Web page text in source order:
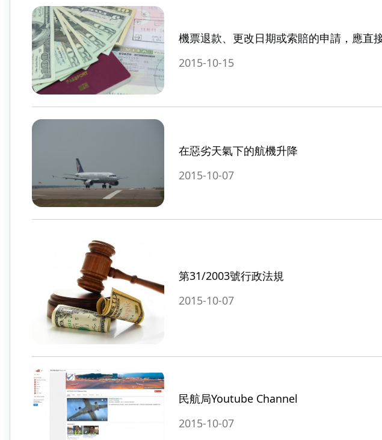
機票退款、更改日期或索賠的申請，應直
2015-10-15
在惡劣天氣下的航機升降
2015-10-07
第31/2003號行政法規
2015-10-07
民航局Youtube Channel
2015-10-07